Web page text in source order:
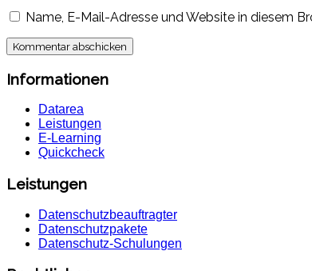
Name, E-Mail-Adresse und Website in diesem
Informationen
Datarea
Leistungen
E-Learning
Quickcheck
Leistungen
Datenschutzbeauftragter
Datenschutzpakete
Datenschutz-Schulungen